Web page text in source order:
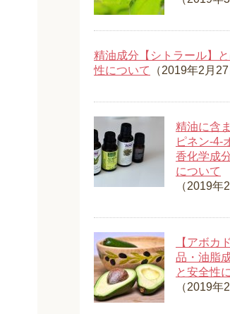
精油成分【シトラール】
性について
（2019年2月27
精油に含
ピネン-4-
香化学成
について
（2019年
【アボカ
品・油脂
と安全性
（2019年